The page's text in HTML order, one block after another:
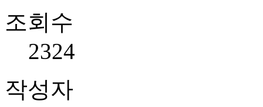
조회수
2324
작성자